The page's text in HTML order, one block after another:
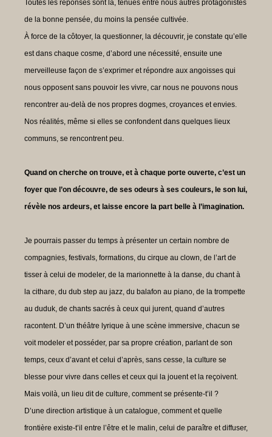
Toutes les réponses sont là, tenues entre nous autres protagonistes
de la bonne pensée, du moins la pensée cultivée.
À force de la côtoyer, la questionner, la découvrir, je constate qu’elle
est dans chaque cosme, d’abord une nécessité, ensuite une
merveilleuse façon de s’exprimer et répondre aux angoisses qui
nous opposent sans pouvoir les vivre, car nous ne pouvons nous
rencontrer au-delà de nos propres dogmes, croyances et envies.
Nos réalités, même si elles se confondent dans quelques lieux
communs, se rencontrent peu.
Quand on cherche on trouve, et à chaque porte ouverte, c’est un
foyer que l’on découvre, de ses odeurs à ses couleurs, le son lui,
révèle nos ardeurs, et laisse encore la part belle à l’imagination.
Je pourrais passer du temps à présenter un certain nombre de
compagnies, festivals, formations, du cirque au clown, de l’art de
tisser à celui de modeler, de la marionnette à la danse, du chant à
la cithare, du dub step au jazz, du balafon au piano, de la trompette
au duduk, de chants sacrés à ceux qui jurent, quand d’autres
racontent. D’un théâtre lyrique à une scène immersive, chacun se
voit modeler et posséder, par sa propre création, parlant de son
temps, ceux d’avant et celui d’après, sans cesse, la culture se
blesse pour vivre dans celles et ceux qui la jouent et la reçoivent.
Mais voilà, un lieu dit de culture, comment se présente-t’il ?
D’une direction artistique à un catalogue, comment et quelle
frontière existe-t’il entre l’être et le malin, celui de paraître et diffuser,